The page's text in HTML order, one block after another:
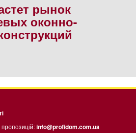
рынок
оконно-
пропозицій:info@profidom.com.ua